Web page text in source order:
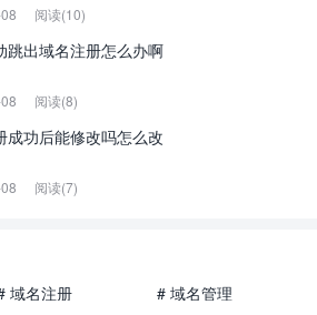
阅读(10)
跳出域名注册怎么办啊
阅读(8)
成功后能修改吗怎么改
阅读(7)
域名注册
# 域名管理